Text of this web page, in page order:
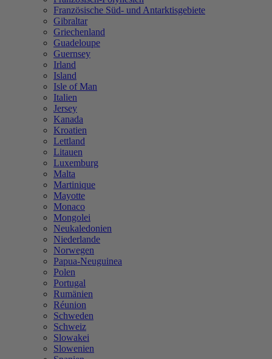
Französische Süd- und Antarktisgebiete
Gibraltar
Griechenland
Guadeloupe
Guernsey
Irland
Island
Isle of Man
Italien
Jersey
Kanada
Kroatien
Lettland
Litauen
Luxemburg
Malta
Martinique
Mayotte
Monaco
Mongolei
Neukaledonien
Niederlande
Norwegen
Papua-Neuguinea
Polen
Portugal
Rumänien
Réunion
Schweden
Schweiz
Slowakei
Slowenien